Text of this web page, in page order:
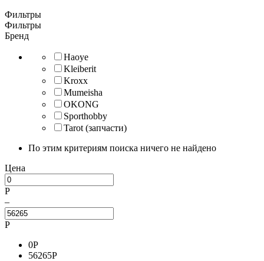
Фильтры
Фильтры
Бренд
Haoye
Kleiberit
Kroxx
Mumeisha
OKONG
Sporthobby
Tarot (запчасти)
По этим критериям поиска ничего не найдено
Цена
Р
–
Р
0Р
56265Р